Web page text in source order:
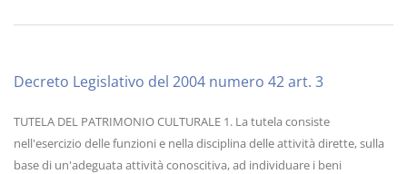
Decreto Legislativo del 2004 numero 42 art. 3
TUTELA DEL PATRIMONIO CULTURALE 1. La tutela consiste
nell'esercizio delle funzioni e nella disciplina delle attività dirette, sulla
base di un'adeguata attività conoscitiva, ad individuare i beni